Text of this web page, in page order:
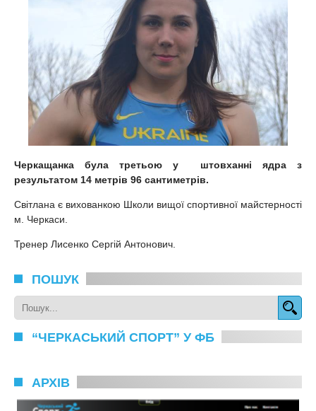
Черкащанка була третьою у штовханні ядра з
результатом 14 метрів 96 сантиметрів.
Світлана є вихованкою Школи вищої спортивної майстерності
м. Черкаси.
Тренер Лисенко Сергій Антонович.
ПОШУК
“ЧЕРКАСЬКИЙ СПОРТ” У ФБ
АРХІВ